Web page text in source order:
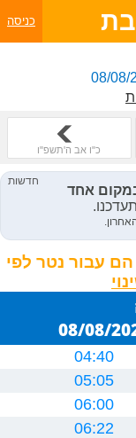
כניסה
כ"ו אב ה'תשפ"ו
עבור נטר לפי
04:40
05:05
06:00
06:22